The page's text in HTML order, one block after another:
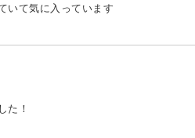
いて気に入っています
た！